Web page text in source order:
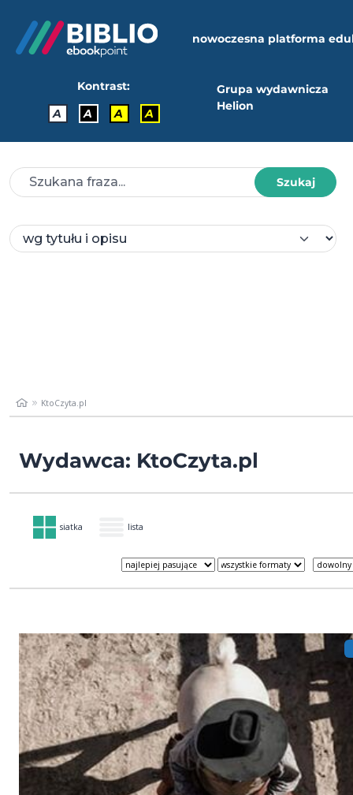
nowoczesna platforma
Kontrast:
A
A A A
Grupa wydawnicza
Helion
Szukaj
KtoCzyta.pl
Wydawca: KtoCzyta.pl
siatka lista